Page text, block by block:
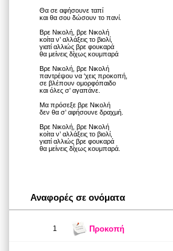
Θα σε αφήσουνε ταπί
και θα σου δώσουν το πανί.
Βρε Νικολή, βρε Νικολή
κοίτα ν’ αλλάξεις το βιολί,
γιατί αλλιώς βρε φουκαρά
θα μείνεις δίχως κουμπαρά
Βρε Νικολή, βρε Νικολή
παντρέψου να ‘χεις προκοπή,
σε βλέπουν ομορφόπαιδο
και όλες σ’ αγαπάνε.
Μα πρόσεξε βρε Νικολή
δεν θα σ’ αφήσουνε δραχμή.
Βρε Νικολή, βρε Νικολή
κοίτα ν’ αλλάξεις το βιολί,
γιατί αλλιώς βρε φουκαρά
θα μείνεις δίχως κουμπαρά.
Αναφορές σε ονόματα
1 Προκοπή